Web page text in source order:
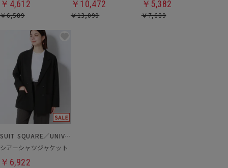
￥4,612
￥6,589
￥10,472
￥13,090
￥5,382
￥7,689
SUIT SQUARE／UNIVERSAL LANGUAGE／WHITE
シアーシャツジャケット
￥6,922